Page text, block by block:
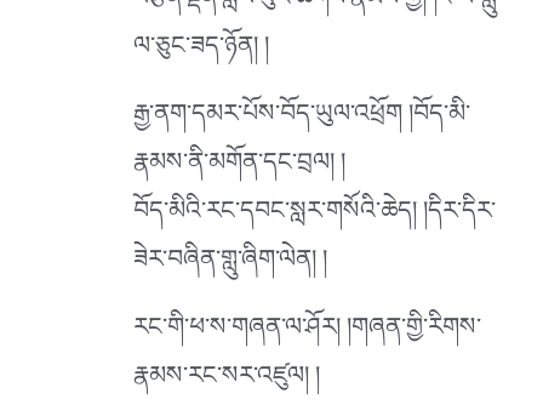
ལ་ཅུང་ཟད་ཉོན། །
རྒྱ་ནག་དམར་པོས་བོད་ཡུལ་འཕྲོག །བོད་མི་
རྣམས་ནི་མགོན་དང་བྲལ། །
བོད་མིའི་རང་དབང་སླར་གསོའི་ཆེད། །དིར་དིར་
ཟེར་བཞིན་གླུ་ཞིག་ལེན། །
རང་གི་ཕ་ས་གཞན་ལ་ཤོར། །གཞན་གྱི་རིགས་
རྣམས་རང་སར་འཛུལ། །